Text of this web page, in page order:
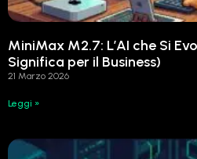
MiniMax M2.7: L’AI che Si
Significa per il Business)
21 Marzo 2026
Leggi »